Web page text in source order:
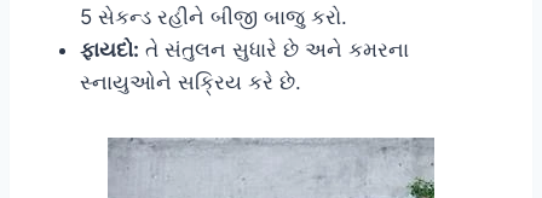
5 સેકન્ડ રહીને બીજી બાજુ કરો.
ફાયદો: તે સંતુલન સુધારે છે અને કમરના
સ્નાયુઓને સક્રિય કરે છે.